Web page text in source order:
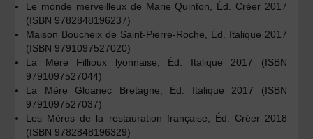
Le monde merveilleux de Marie Quinton, Éd. Créer 2017
(ISBN 9782848196237)
Maison Boucheix de Saint-Pierre-Roche, Éd. Italique 2017
(ISBN 9791097527020)
La Mère Fillioux lyonnaise, Éd. Italique 2017 (ISBN
9791097527044)
La Mère Gloanec Bretagne, Éd. Italique 2017 (ISBN
9791097527037)
Les Mères de la restauration française, Éd. Créer 2018
(ISBN 9782848196329)